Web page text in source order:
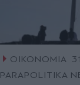
ΟΙΚΟΝΟΜΙΑ
PARAPOLITIKA